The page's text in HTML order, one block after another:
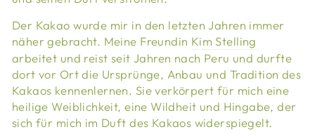
Der Kakao wurde mir in den letzten Jahren immer
näher gebracht. Meine Freundin Kim Stelling
arbeitet und reist seit Jahren nach Peru und durfte
dort vor Ort die Ursprünge, Anbau und Tradition des
Kakaos kennenlernen. Sie verkörpert für mich eine
heilige Weiblichkeit, eine Wildheit und Hingabe, der
sich für mich im Duft des Kakaos widerspiegelt.